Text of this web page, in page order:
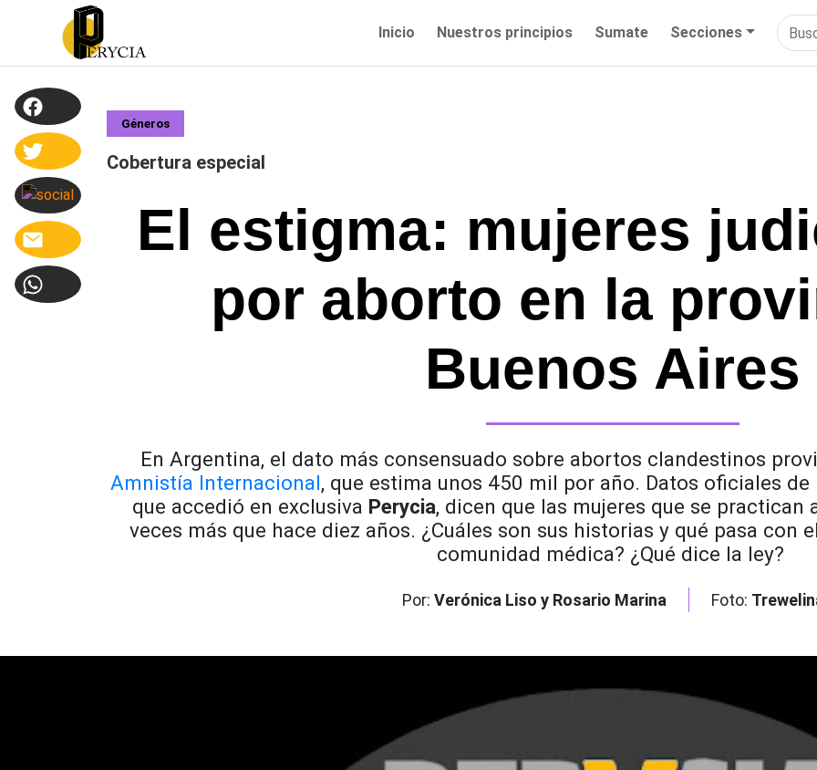
Inicio Nuestros principios Sumate Secciones
Géneros
Cobertura especial
El estigma: mujeres
por aborto en la
Buenos Aires
En Argentina, el dato más consensuado sobre abortos clandestinos
Amnistía Internacional, que estima unos 450 mil por año. Datos oficiales
que accedió en exclusiva Perycia, dicen que las mujeres que se
veces más que hace diez años. ¿Cuáles son sus historias y qué pasa con
comunidad médica? ¿Qué dice la ley?
Por: Verónica Liso y Rosario Marina Foto: